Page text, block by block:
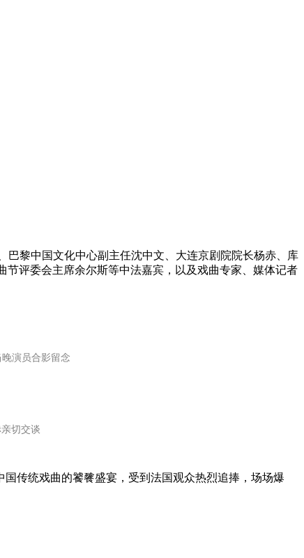
黎中国文化中心副主任沈中文、大连京剧院院长杨赤、库
评委会主席余尔斯等中法嘉宾，以及戏曲专家、媒体记者
演员合影留念
切交谈
传统戏曲的饕餮盛宴，受到法国观众热烈追捧，场场爆